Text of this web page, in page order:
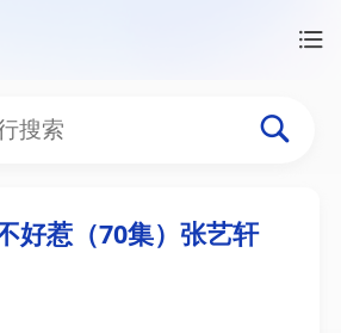
好惹（70集）张艺轩